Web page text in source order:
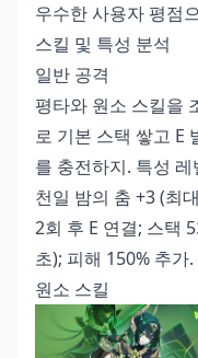
우수한 사용자 평점
스킬 및 특성 분석
일반 공격
평타와 원소 스킬을
로 기본 스택 쌓고 E
를 충전하지. 특성
천일 밤의 춤 +3 (최
2회 후 E 연결; 스택
초); 피해 150% 추가
원소 스킬